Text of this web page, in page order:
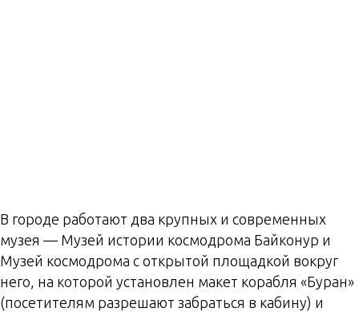
В городе работают два крупных и современных
музея — Музей истории космодрома Байконур и
Музей космодрома с открытой площадкой вокруг
него, на которой установлен макет корабля «Буран»
(посетителям разрешают забраться в кабину) и